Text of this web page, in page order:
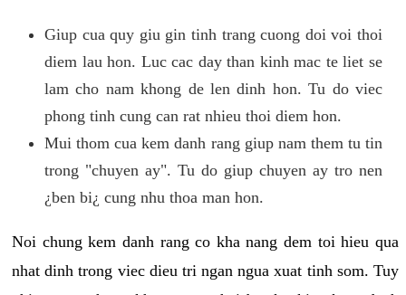
Giup cua quy giu gin tinh trang cuong doi voi thoi
diem lau hon. Luc cac day than kinh mac te liet se
lam cho nam khong de len dinh hon. Tu do viec
phong tinh cung can rat nhieu thoi diem hon.
Mui thom cua kem danh rang giup nam them tu tin
trong "chuyen ay". Tu do giup chuyen ay tro nen
¿ben bi¿ cung nhu thoa man hon.
Noi chung kem danh rang co kha nang dem toi hieu qua
nhat dinh trong viec dieu tri ngan ngua xuat tinh som. Tuy